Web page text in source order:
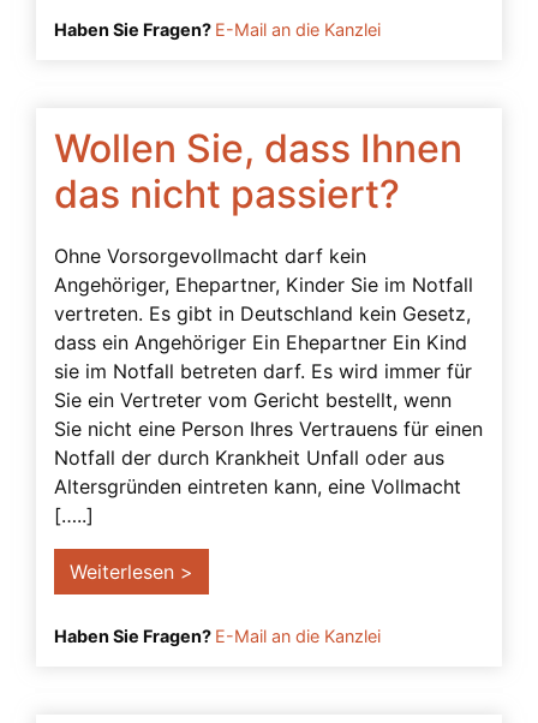
Haben Sie Fragen? E-Mail an die Kanzlei
Wollen Sie, dass Ihnen
das nicht passiert?
Ohne Vorsorgevollmacht darf kein
Angehöriger, Ehepartner, Kinder Sie im Notfall
vertreten. Es gibt in Deutschland kein Gesetz,
dass ein Angehöriger Ein Ehepartner Ein Kind
sie im Notfall betreten darf. Es wird immer für
Sie ein Vertreter vom Gericht bestellt, wenn
Sie nicht eine Person Ihres Vertrauens für einen
Notfall der durch Krankheit Unfall oder aus
Altersgründen eintreten kann, eine Vollmacht
[…..]
Weiterlesen >
Haben Sie Fragen? E-Mail an die Kanzlei
Bevollmächtigter
Einsichtsfähigkeit
einstweilige Verfügung
Einwilligungsvorbehalt
Ergänzungsbetreuung
Filme
Freier Wille
Freiheitsberaubung
Gefahren
Generalvollmacht
Gerichtliche Genehmigung